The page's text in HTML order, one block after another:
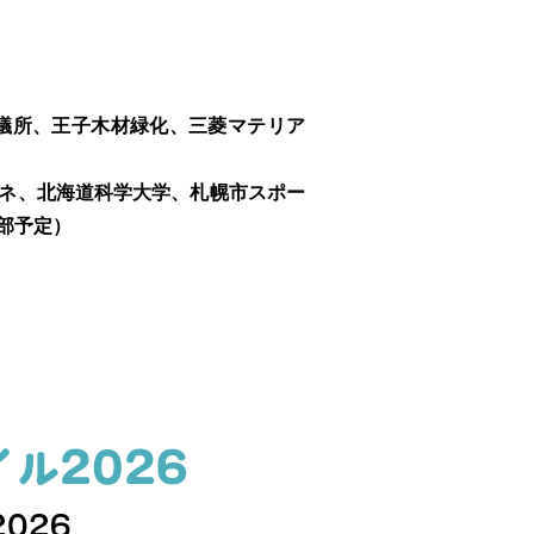
所、王⼦⽊材緑化、三菱マテリア
、北海道科学⼤学、札幌市スポー
予定）
ル2026